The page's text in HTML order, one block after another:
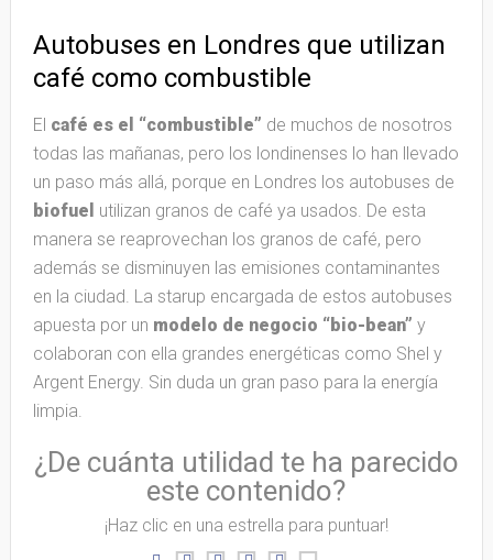
Autobuses en Londres que utilizan
café como combustible
El café es el “combustible” de muchos de nosotros
todas las mañanas, pero los londinenses lo han llevado
un paso más allá, porque en Londres los autobuses de
biofuel utilizan granos de café ya usados. De esta
manera se reaprovechan los granos de café, pero
además se disminuyen las emisiones contaminantes
en la ciudad. La starup encargada de estos autobuses
apuesta por un modelo de negocio “bio-bean” y
colaboran con ella grandes energéticas como Shel y
Argent Energy. Sin duda un gran paso para la energía
limpia.
¿De cuánta utilidad te ha parecido
este contenido?
¡Haz clic en una estrella para puntuar!